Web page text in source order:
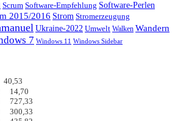
Scrum Software-Empfehlung Software-Perlen
2015/2016 Strom Stromerzeugung
Ukraine-2022 Umwelt Walken Wandern
7 Windows 11 Windows Sidebar
40,53
14,70
727,33
300,33